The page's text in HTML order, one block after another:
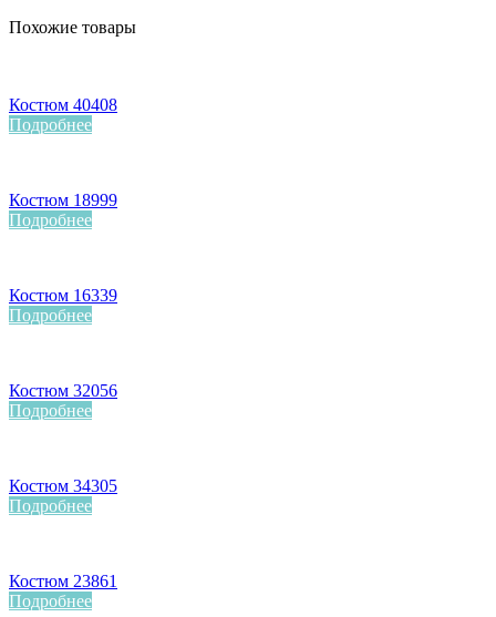
Похожие товары
Костюм 40408
Подробнее
Костюм 18999
Подробнее
Костюм 16339
Подробнее
Костюм 32056
Подробнее
Костюм 34305
Подробнее
Костюм 23861
Подробнее